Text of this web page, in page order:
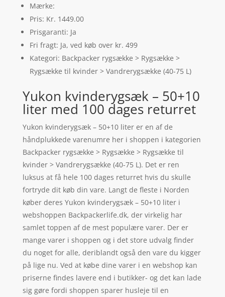
Mærke:
Pris: Kr. 1449.00
Prisgaranti: Ja
Fri fragt: Ja, ved køb over kr. 499
Kategori: Backpacker rygsække > Rygsække >
Rygsække til kvinder > Vandrerygsække (40-75 L)
Yukon kvinderygsæk – 50+10
liter med 100 dages returret
Yukon kvinderygsæk – 50+10 liter er en af de
håndplukkede varenumre her i shoppen i kategorien
Backpacker rygsække > Rygsække > Rygsække til
kvinder > Vandrerygsække (40-75 L). Det er ren
luksus at få hele 100 dages returret hvis du skulle
fortryde dit køb din vare. Langt de fleste i Norden
køber deres Yukon kvinderygsæk – 50+10 liter i
webshoppen Backpackerlife.dk, der virkelig har
samlet toppen af de mest populære varer. Der er
mange varer i shoppen og i det store udvalg finder
du noget for alle, deriblandt også den vare du kigger
på lige nu. Ved at købe dine varer i en webshop kan
priserne findes lavere end i butikker- og det kan lade
sig gøre fordi shoppen sparer husleje til en